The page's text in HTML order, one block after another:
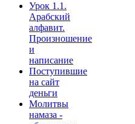
Урок 1.1.
Арабский
алфавит.
Произношение
и
написание
Поступившие
на сайт
деньги
Молитвы
намаза -